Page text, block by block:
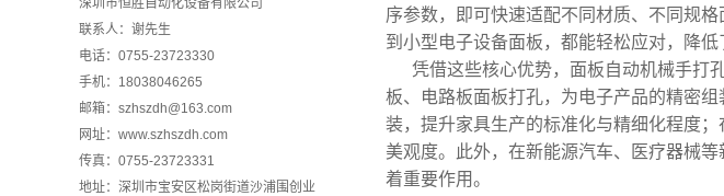
深圳市恒胜自动化设备有限公司
联系人：谢先生
电话：0755-23723330
手机：18038046265
邮箱：szhszdh@163.com
网址：www.szhszdh.com
传真：0755-23723331
地址：深圳市宝安区松岗街道沙浦围创业
序参数，即可快速适配不同材质、不同规
到小型电子设备面板，都能轻松应对，降
凭借这些核心优势，面板自动机械手打
板、电路板面板打孔，为电子产品的精密
装，提升家具生产的标准化与精细化程度
美观度。此外，在新能源汽车、医疗器械
着重要作用。